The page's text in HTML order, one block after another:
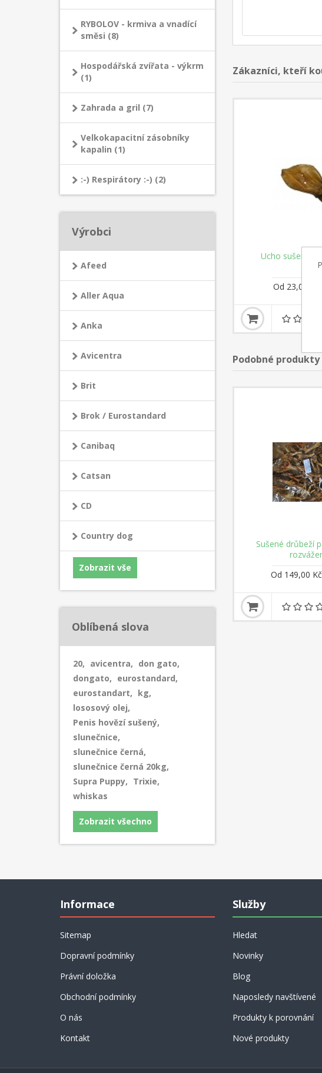
RYBOLOV - krmiva a vnadící
směsi (8)
Hospodářská zvířata - výkrm
(1)
Zahrada a gril (7)
Velkokapacitní zásobníky
kapalin (1)
:-) Respirátory :-) (2)
Výrobci
Afeed
Aller Aqua
Anka
Avicentra
Brit
Brok / Eurostandard
Canibaq
Catsan
CD
Country dog
Zobrazit vše
Oblíbená slova
20, avicentra, don gato,
dongato, eurostandard,
eurostandart, kg,
lososový olej,
Penis hovězí sušený,
slunečnice,
slunečnice černá,
slunečnice černá 20kg,
Supra Puppy, Trixie,
whiskas
Zobrazit všechno
Zákazníci, kteří
Ucho sušené
Od 23,00 Kč
Podobné produkty
Sušené drůbeží
Od 149,00
Informace
Sitemap
Dopravní podmínky
Právní doložka
Obchodní podmínky
O nás
Kontakt
Služby
Hledat
Novinky
Blog
Naposledy navštívené
Produkty k porovnání
Nové produkty